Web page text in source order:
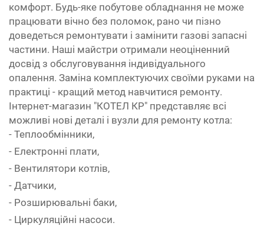
комфорт. Будь-яке побутове обладнання не може
працювати вічно без поломок, рано чи пізно
доведеться ремонтувати і замінити газові запасні
частини. Наші майстри отримали неоціненний
досвід з обслуговування індивідуального
опалення. Заміна комплектуючих своїми руками на
практиці - кращий метод навчитися ремонту.
Інтернет-магазин "КОТЕЛ КР" представляє всі
можливі нові деталі і вузли для ремонту котла:
- Теплообмінники,
- Електронні плати,
- Вентилятори котлів,
- Датчики,
- Розширювальні баки,
- Циркуляційні насоси.